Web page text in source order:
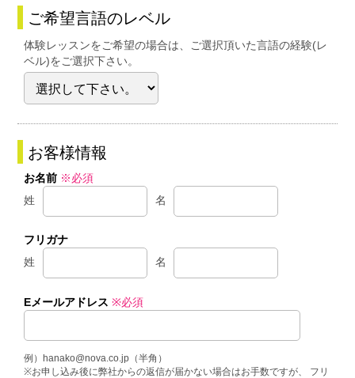
ご希望言語のレベル
体験レッスンをご希望の場合は、ご選択頂いた言語の経験(レ
ベル)をご選択下さい。
お客様情報
お名前 ※必須
姓
名
フリガナ
姓
名
Eメールアドレス ※必須
例）hanako@nova.co.jp（半角）
※お申し込み後に弊社からの返信が届かない場合はお手数ですが、 フリ